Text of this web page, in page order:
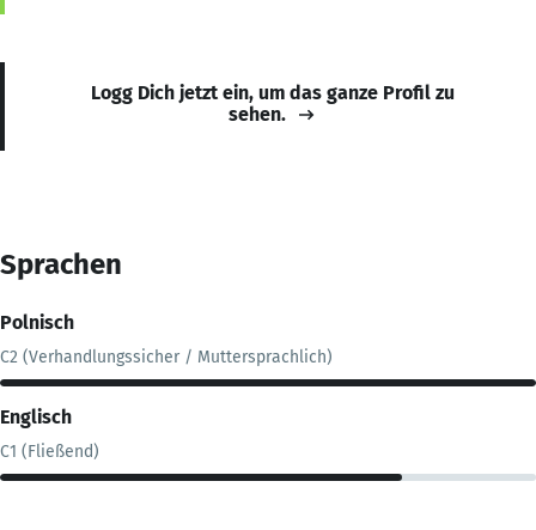
Logg Dich jetzt ein, um das ganze Profil zu
sehen.
Sprachen
Polnisch
C2 (Verhandlungssicher / Muttersprachlich)
Englisch
C1 (Fließend)